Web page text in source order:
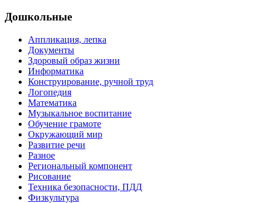
Дошкольные
Аппликация, лепка
Документы
Здоровый образ жизни
Информатика
Конструирование, ручной труд
Логопедия
Математика
Музыкальное воспитание
Обучение грамоте
Окружающий мир
Развитие речи
Разное
Региональный компонент
Рисование
Техника безопасности, ПДД
Физкультура